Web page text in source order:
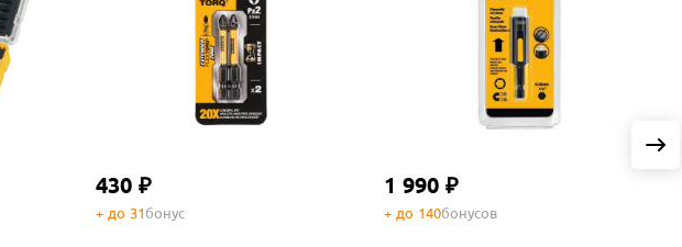
430 ₽
+ до 31бонус
1 990 ₽
+ до 140бонусов